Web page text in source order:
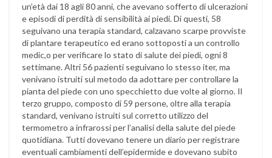
un’età dai 18 agli 80 anni, che avevano sofferto di ulcerazioni
e episodi di perdità di sensibilità ai piedi. Di questi, 58
seguivano una terapia standard, calzavano scarpe provviste
di plantare terapeutico ed erano sottoposti a un controllo
medic,o per verificare lo stato di salute dei piedi, ogni 8
settimane. Altri 56 pazienti seguivano lo stesso iter, ma
venivano istruiti sul metodo da adottare per controllare la
pianta del piede con uno specchietto due volte al giorno. Il
terzo gruppo, composto di 59 persone, oltre alla terapia
standard, venivano istruiti sul corretto utilizzo del
termometro a infrarossi per l’analisi della salute del piede
quotidiana. Tutti dovevano tenere un diario per registrare
eventuali cambiamenti dell’epidermide e dovevano subito